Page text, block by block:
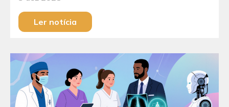
Ler notícia